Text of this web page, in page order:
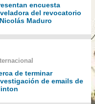
encuesta
del revocatorio
Maduro
de terminar
de emails de